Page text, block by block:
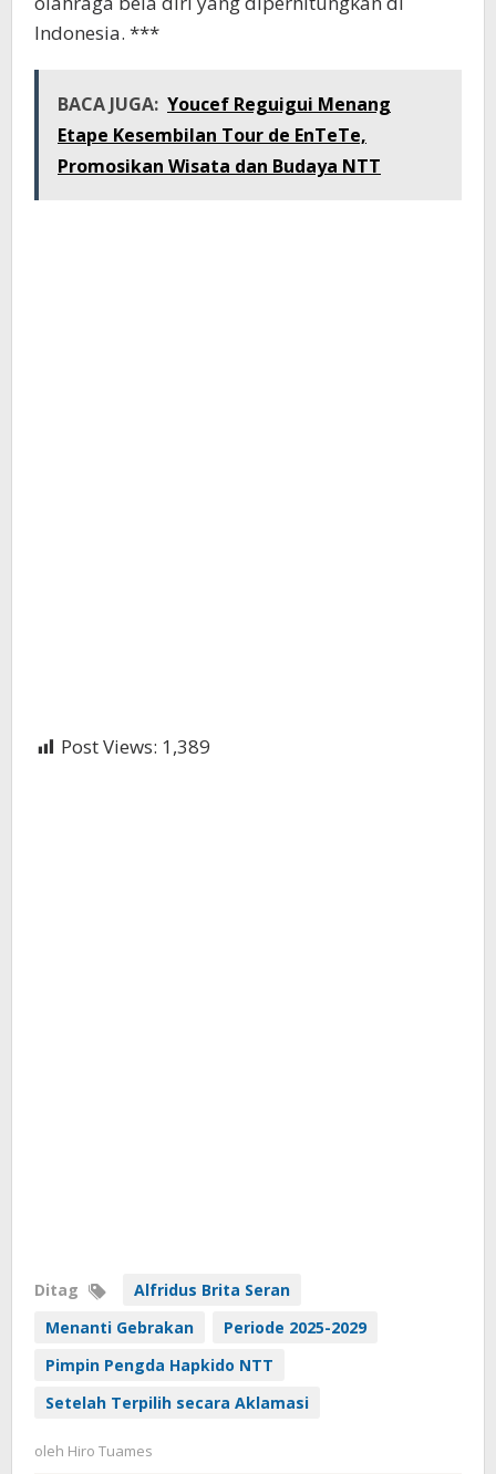
Indonesia. ***
BACA JUGA: Youcef Reguigui Menang
Etape Kesembilan Tour de EnTeTe,
Promosikan Wisata dan Budaya NTT
Post Views: 1,389
Ditag
Alfridus Brita Seran
Menanti Gebrakan
Periode 2025-2029
Pimpin Pengda Hapkido NTT
Setelah Terpilih secara Aklamasi
oleh Hiro Tuames